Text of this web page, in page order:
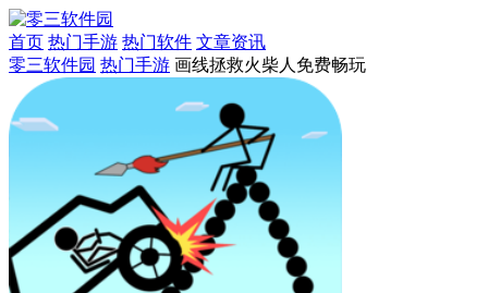
首页 热门手游 热门软件 文章资讯
零三软件园 热门手游 画线拯救火柴人免费畅玩